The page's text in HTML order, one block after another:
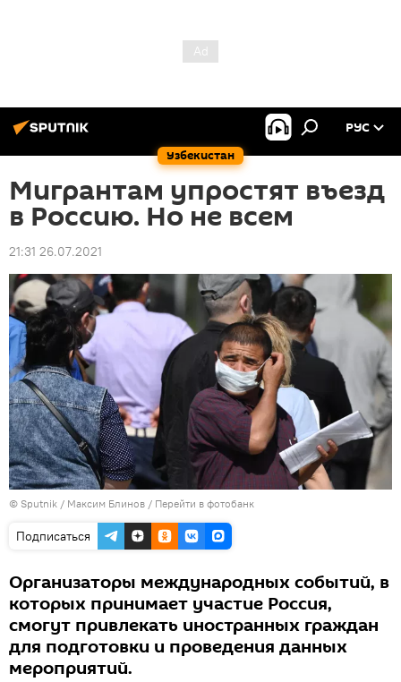
Узбекистан
РУС
Мигрантам упростят въезд
в Россию. Но не всем
21:31 26.07.2021
© Sputnik / Максим Блинов / Перейти в фотобанк
Подписаться
Организаторы международных событий, в
которых принимает участие Россия,
смогут привлекать иностранных граждан
для подготовки и проведения данных
мероприятий.